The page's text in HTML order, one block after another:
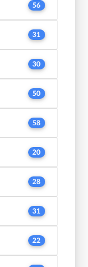
56
31
30
50
58
20
28
31
22